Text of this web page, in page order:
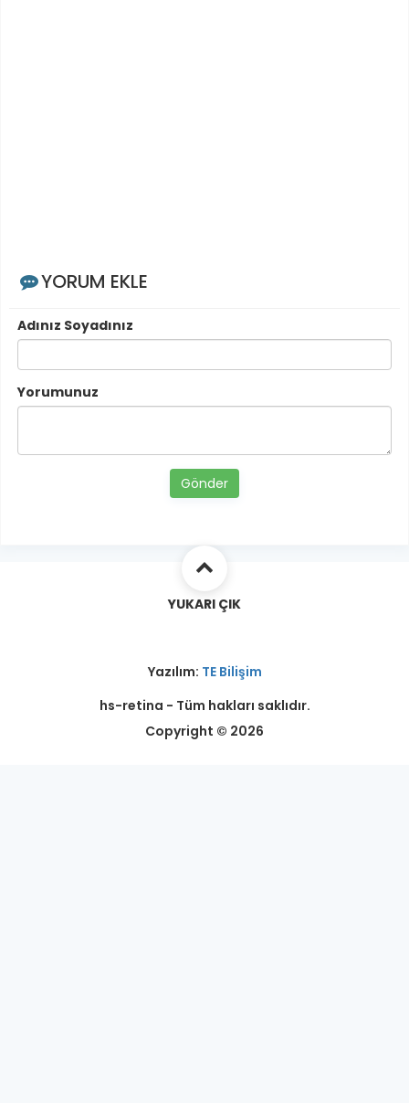
YORUM EKLE
Adınız Soyadınız
Yorumunuz
Gönder
YUKARI ÇIK
Yazılım: TE Bilişim
hs-retina - Tüm hakları saklıdır.
Copyright © 2026